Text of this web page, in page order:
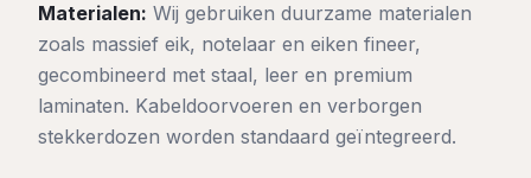
Materialen: Wij gebruiken duurzame materialen
zoals massief eik, notelaar en eiken fineer,
gecombineerd met staal, leer en premium
laminaten. Kabeldoorvoeren en verborgen
stekkerdozen worden standaard geïntegreerd.